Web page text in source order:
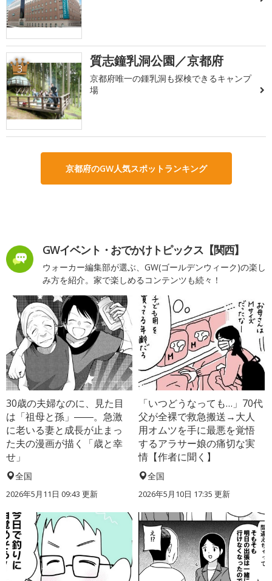
3 質志鐘乳洞公園／京都府
京都府唯一の鍾乳洞も探検できるキャンプ
場
京都府のGW人気スポットランキング
GWイベント・おでかけトピックス【関西】
ウォーカー編集部が選ぶ、GW(ゴールデンウィーク)の楽し
み方を紹介。家で楽しめるコンテンツも続々！
30歳の夫婦なのに、見た目
は「祖母と孫」――。急激
に老いる妻と成長が止まっ
た夫の漫画が描く「歳と幸
せ」
全国
2026年5月11日 09:43 更新
「いつどうなっても…」70代
父が全裸で救急搬送→大人
用オムツを手に最悪を覚悟
するアラサー娘の痛切な実
情【作者に聞く】
全国
2026年5月10日 17:35 更新